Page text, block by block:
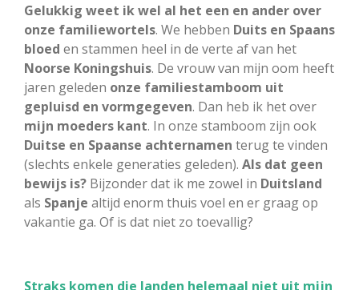
Gelukkig weet ik wel al het een en ander over
onze familiewortels. We hebben Duits en Spaans
bloed en stammen heel in de verte af van het
Noorse Koningshuis. De vrouw van mijn oom heeft
jaren geleden onze familiestamboom uit
gepluisd en vormgegeven. Dan heb ik het over
mijn moeders kant. In onze stamboom zijn ook
Duitse en Spaanse achternamen terug te vinden
(slechts enkele generaties geleden). Als dat geen
bewijs is? Bijzonder dat ik me zowel in Duitsland
als Spanje altijd enorm thuis voel en er graag op
vakantie ga. Of is dat niet zo toevallig?
Straks komen die landen helemaal niet uit mijn